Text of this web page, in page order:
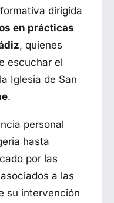
dirigida
en prácticas
, quienes
escuchar el
Iglesia de San
.
personal
hasta
por las
a las
su intervención